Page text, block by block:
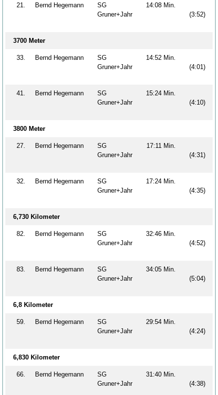
21. Bernd Hegemann
SG
Gruner+Jahr
14:08 Min.
(3:52)
3700 Meter
33. Bernd Hegemann
SG
Gruner+Jahr
14:52 Min.
(4:01)
41. Bernd Hegemann
SG
Gruner+Jahr
15:24 Min.
(4:10)
3800 Meter
27. Bernd Hegemann
SG
Gruner+Jahr
17:11 Min.
(4:31)
32. Bernd Hegemann
SG
Gruner+Jahr
17:24 Min.
(4:35)
6,730 Kilometer
82. Bernd Hegemann
SG
Gruner+Jahr
32:46 Min.
(4:52)
83. Bernd Hegemann
SG
Gruner+Jahr
34:05 Min.
(5:04)
6,8 Kilometer
59. Bernd Hegemann
SG
Gruner+Jahr
29:54 Min.
(4:24)
6,830 Kilometer
66. Bernd Hegemann
SG
Gruner+Jahr
31:40 Min.
(4:38)